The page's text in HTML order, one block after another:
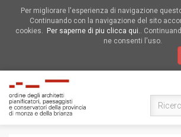
Per migliorare l'esperienza di navigazione
Continuando con la navigazione del sito
cookies.
Per saperne di piu clicca qui..
ne consenti l'uso.